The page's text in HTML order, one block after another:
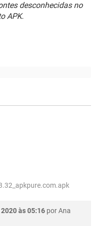
desconhecidas no
APK.
às 05:16 porAna